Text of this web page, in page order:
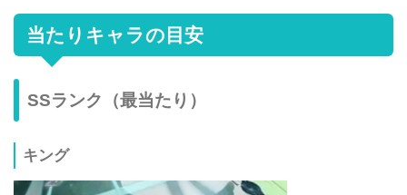
当たりキャラの目安
SSランク（最当たり）
キング